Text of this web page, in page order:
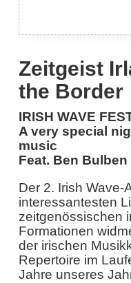
Zeitgeist
the Border
IRISH WAVE
A very special
music
Feat. Ben
Der 2. Irish Wave-
interessantesten
zeitgenössischen
Formationen
der irischen
Repertoire im
Jahre unseres